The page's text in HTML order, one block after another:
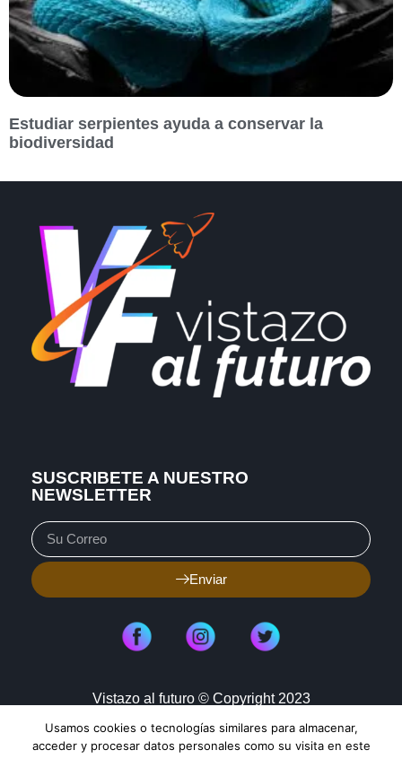
Estudiar serpientes ayuda a conservar la
biodiversidad
SUSCRIBETE A NUESTRO
NEWSLETTER
Enviar
Vistazo al futuro © Copyright 2023
Aviso de Privacidad Política de Cookies
Usamos cookies o tecnologías similares para almacenar,
acceder y procesar datos personales como su visita en este